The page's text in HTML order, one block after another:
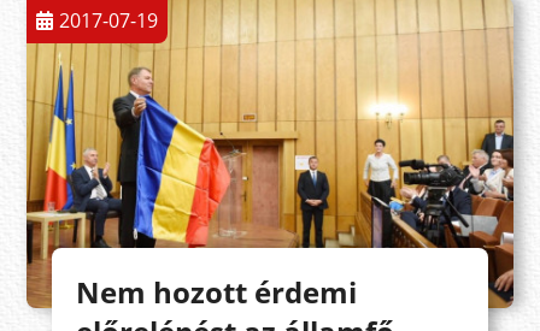
2017-07-19
Nem hozott érdemi